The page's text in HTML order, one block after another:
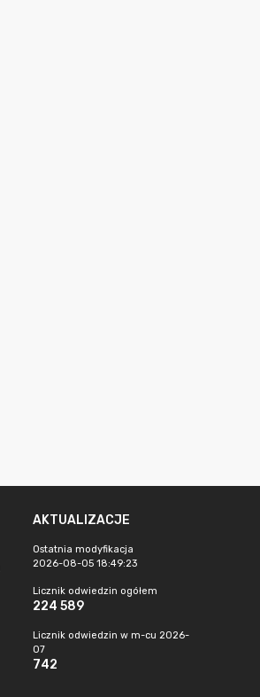
AKTUALIZACJE
Ostatnia modyfikacja
2026-08-05 18:49:23
Licznik odwiedzin ogółem
224 589
Licznik odwiedzin w m-cu 2026-
07
742